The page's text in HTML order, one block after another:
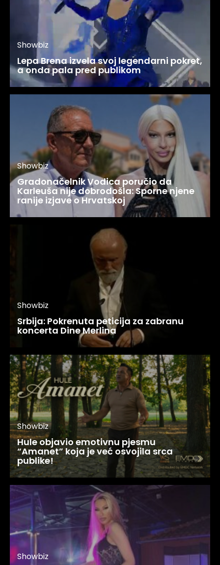
Showbiz
Lepa Brena izvela svoj legendarni pokret,
a onda pala pred publikom
Showbiz
Gradonačelnik Vodica poručio da
Karleuša nije dobrodošla: Sporne njene
ranije izjave o Hrvatskoj
Showbiz
Srbija: Pokrenuta peticija za zabranu
koncerta Dine Merlina
Showbiz
Hule objavio emotivnu pjesmu
“Amanet” koja je već osvojila srca
publike!
Showbiz